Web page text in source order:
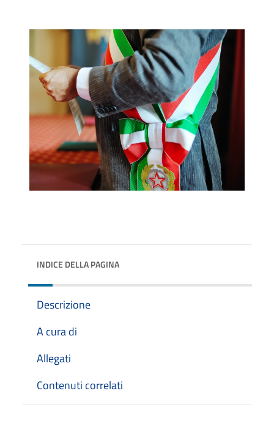
INDICE DELLA PAGINA
Descrizione
A cura di
Allegati
Contenuti correlati